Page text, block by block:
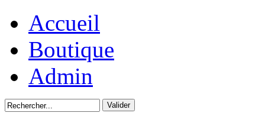
Accueil
Boutique
Admin